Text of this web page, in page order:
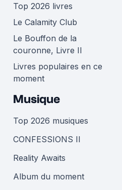
Top 2026 livres
Le Calamity Club
Le Bouffon de la
couronne, Livre II
Livres populaires en ce
moment
Musique
Top 2026 musiques
CONFESSIONS II
Reality Awaits
Album du moment